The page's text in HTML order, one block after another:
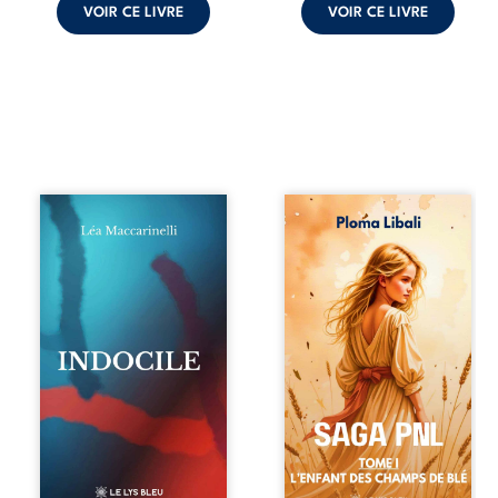
VOIR CE LIVRE VOIR CE LIVRE
Quatre parties.
Quatre refus.
Quatre visages
d’une existence en
friction. Entre les
silences qu’on ne
déchiffre pas, les
amours qu’on
dérange, les corps
qu’on administre
et les liens qu’on
sabote, cet
ouvrage parle à
vivent trop fort,
Autrefois, les
champs d’Atlantis
vibraient sous le
vent et les enfants
couraient dans les
blés. Puis la
couronne plia le
genou, livrant son
peuple à l’ombre
d’Ivorny. À Atove,
Luwel aurait pu
disparaître dans
les ruines de son
destin ; pourtant,
sous les pierres